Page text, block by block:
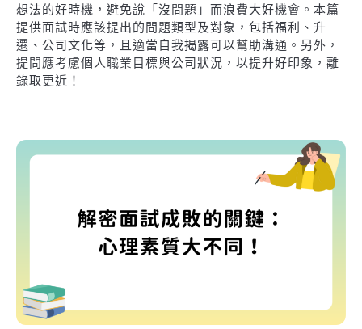
想法的好時機，避免說「沒問題」而浪費大好機會。本篇
提供面試時應該提出的問題類型及對象，包括福利、升
遷、公司文化等，且適當自我揭露可以幫助溝通。另外，
提問應考慮個人職業目標與公司狀況，以提升好印象，離
錄取更近！